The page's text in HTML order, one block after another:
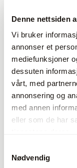
Denne nettsiden
Vi bruker
annonser et
mediefunksjoner
dessuten
vårt, med
annonsering og
med annen
eller som de har
Nødvendig
Produkter